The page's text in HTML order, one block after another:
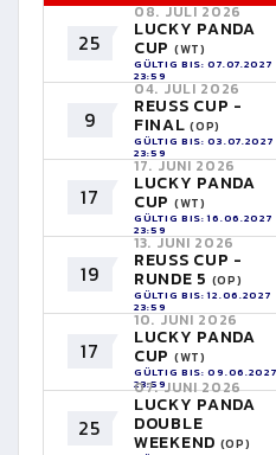
25
08. JULI 2026
LUCKY PANDA
CUP (WT)
GÜLTIG BIS: 07.07.2027
23:59
9
04. JULI 2026
REUSS CUP -
FINAL(OP)
GÜLTIG BIS: 03.07.2027
23:59
17
17. JUNI 2026
LUCKY PANDA
CUP (WT)
GÜLTIG BIS: 16.06.2027
23:59
19
13. JUNI 2026
REUSS CUP -
RUNDE 5 (OP)
GÜLTIG BIS: 12.06.2027
23:59
17
10. JUNI 2026
LUCKY PANDA
CUP (WT)
GÜLTIG BIS: 09.06.2027
23:59
25
07. JUNI 2026
LUCKY PANDA
DOUBLE
WEEKEND (OP)